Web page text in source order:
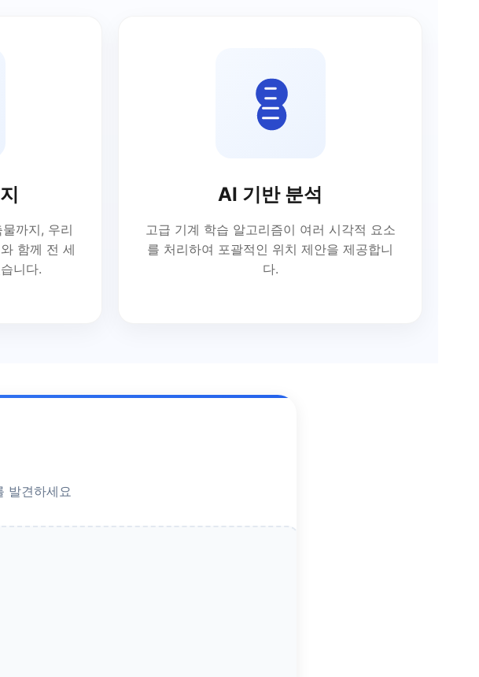
까지, 우리
함께 전 세
니다.
AI 기반 분석
고급 기계 학습 알고리즘이 여러 시각적 요소
를 처리하여 포괄적인 위치 제안을 제공합니
다.
발견하세요